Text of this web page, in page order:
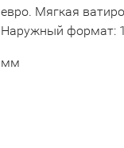
евро. Мягкая
Наружный формат:
мм